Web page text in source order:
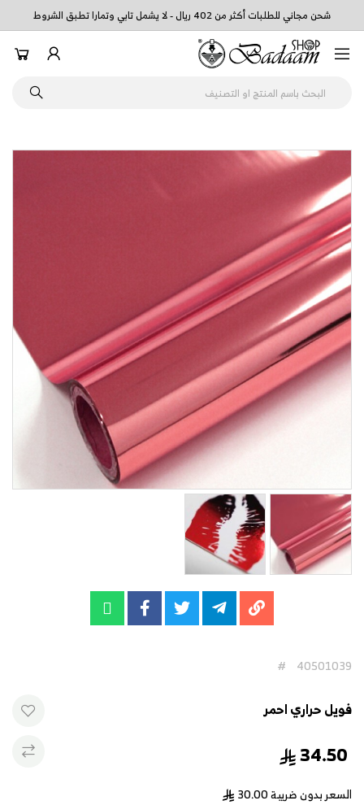
شحن مجاني للطلبات أكثر من 402 ريال - لا يشمل تابي وتمارا تطبق الشروط
40501039
#
فويل حراري احمر
34.50
السعر بدون ضريبة30.00